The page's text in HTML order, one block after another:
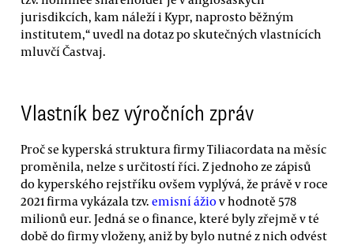
jurisdikcích, kam náleží i Kypr, naprosto běžným
institutem,“ uvedl na dotaz po skutečných vlastnících
mluvčí Častvaj.
Vlastník bez výročních zpráv
Proč se kyperská struktura firmy Tiliacordata na měsíc
proměnila, nelze s určitostí říci. Z jednoho ze zápisů
do kyperského rejstříku ovšem vyplývá, že právě v roce
2021 firma vykázala tzv. emisní ážiov hodnotě 578
milionů eur. Jedná se o finance, které byly zřejmě v té
době do firmy vloženy, aniž by bylo nutné z nich odvést